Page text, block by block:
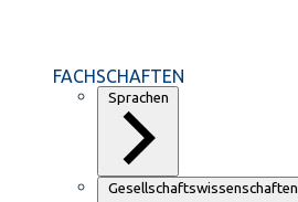
FACHSCHAFTEN
Sprachen
Gesellschaftswissenschaften